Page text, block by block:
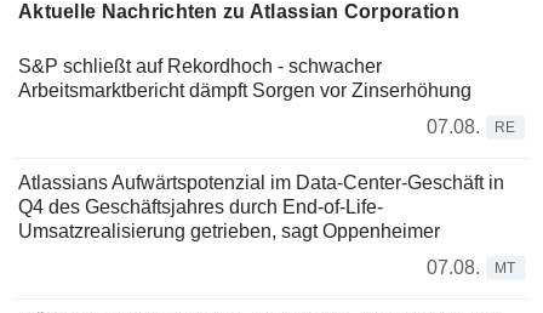
Aktuelle Nachrichten zu Atlassian Corporation
S&P schließt auf Rekordhoch - schwacher
Arbeitsmarktbericht dämpft Sorgen vor Zinserhöhung
07.08.
RE
Atlassians Aufwärtspotenzial im Data-Center-Geschäft in
Q4 des Geschäftsjahres durch End-of-Life-
Umsatzrealisierung getrieben, sagt Oppenheimer
07.08.
MT